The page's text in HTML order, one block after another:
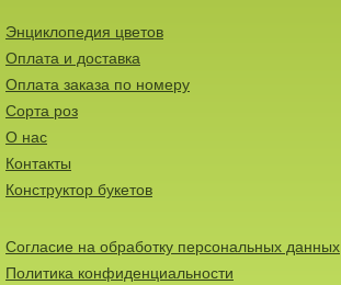
Энциклопедия цветов
Оплата и доставка
Оплата заказа по номеру
Сорта роз
О нас
Контакты
Конструктор букетов
Согласие на обработку персональных данных
Политика конфиденциальности